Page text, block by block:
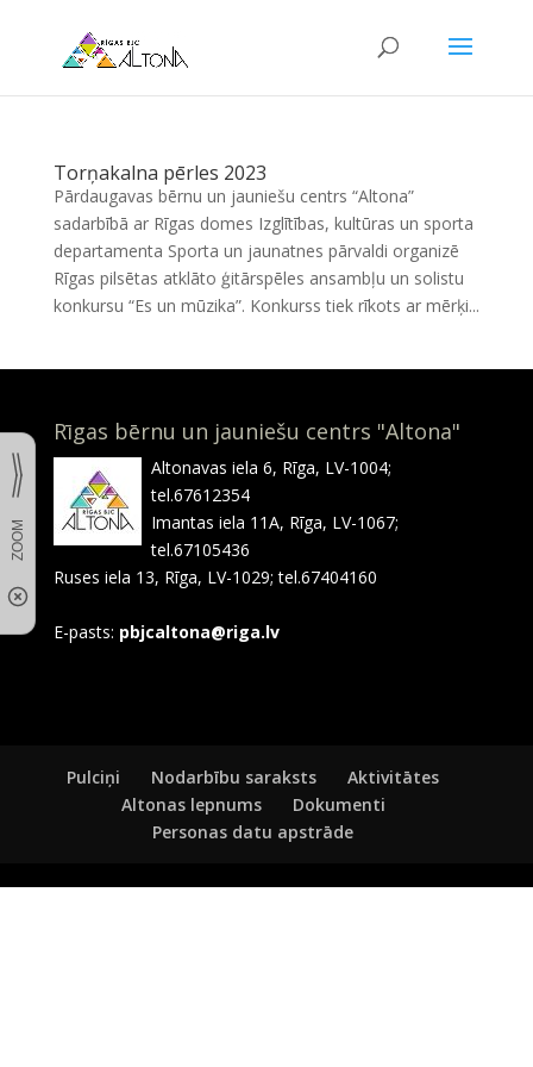
Torņakalna pērles 2023
Pārdaugavas bērnu un jauniešu centrs “Altona”
sadarbībā ar Rīgas domes Izglītības, kultūras un sporta
departamenta Sporta un jaunatnes pārvaldi organizē
Rīgas pilsētas atklāto ģitārspēles ansambļu un solistu
konkursu “Es un mūzika”. Konkurss tiek rīkots ar mērķi...
Rīgas bērnu un jauniešu centrs "Altona"
Altonavas iela 6, Rīga, LV-1004;
tel.67612354
Imantas iela 11A, Rīga, LV-1067;
tel.67105436
Ruses iela 13, Rīga, LV-1029; tel.67404160
E-pasts: pbjcaltona@riga.lv
Pulciņi Nodarbību saraksts
Aktivitātes
Altonas lepnums
Dokumenti
Personas datu apstrāde